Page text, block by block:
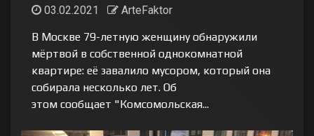
03.02.2021
ArteFaktor
В Москве 79-летную женщину обнаружили
мёртвой в собственной однокомнатной
квартире: её завалило мусором, который она
собирала несколько лет. Об
этом сообщает "Комсомольская...